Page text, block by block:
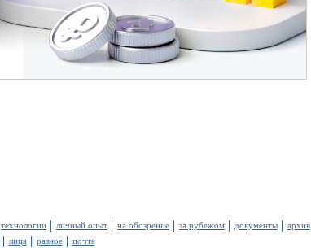
технологии личный опыт на обозрение за рубежом документы
архив
лица разное почта